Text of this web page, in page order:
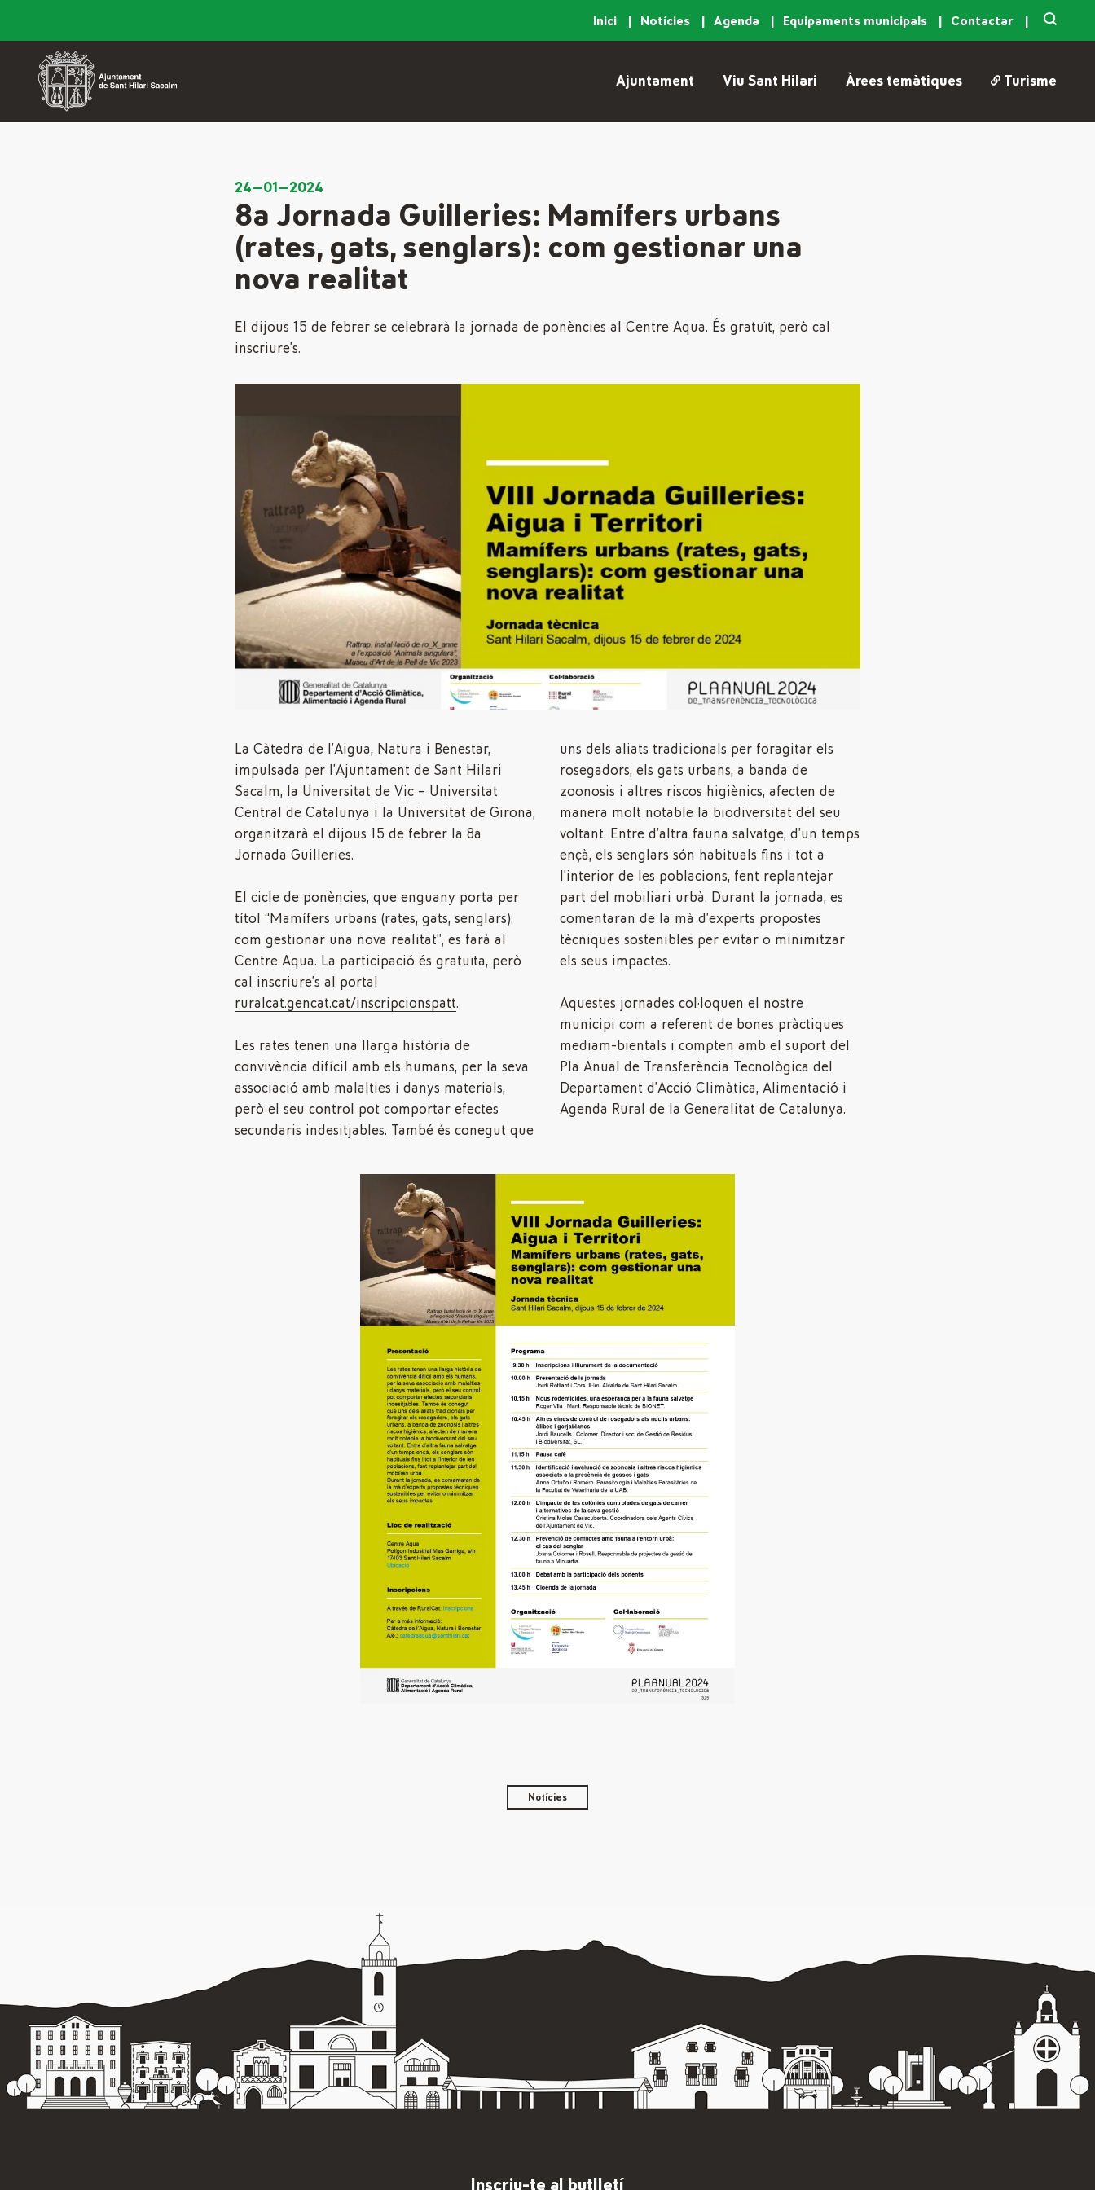
Inici Notícies Agenda Equipaments municipals Contactar
Ajuntament Viu Sant Hilari Àrees temàtiques Turisme
24—01—2024
8a Jornada Guilleries: Mamífers urbans
(rates, gats, senglars): com gestionar una
nova realitat
El dijous 15 de febrer se celebrarà la jornada de ponències al Centre Aqua. És gratuït, però cal
inscriure’s.
La Càtedra de l’Aigua, Natura i Benestar,
impulsada per l’Ajuntament de Sant Hilari
Sacalm, la Universitat de Vic – Universitat
Central de Catalunya i la Universitat de Girona,
organitzarà el dijous 15 de febrer la 8a
Jornada Guilleries.
El cicle de ponències, que enguany porta per
títol “Mamífers urbans (rates, gats, senglars):
com gestionar una nova realitat”, es farà al
Centre Aqua. La participació és gratuïta, però
cal inscriure’s al portal
ruralcat.gencat.cat/inscripcionspatt.
Les rates tenen una llarga història de
convivència difícil amb els humans, per la seva
associació amb malalties i danys materials,
però el seu control pot comportar efectes
secundaris indesitjables. També és conegut que
uns dels aliats tradicionals per foragitar els
rosegadors, els gats urbans, a banda de
zoonosis i altres riscos higiènics, afecten de
manera molt notable la biodiversitat del seu
voltant. Entre d’altra fauna salvatge, d’un temps
ençà, els senglars són habituals fins i tot a
l’interior de les poblacions, fent replantejar
part del mobiliari urbà. Durant la jornada, es
comentaran de la mà d’experts propostes
tècniques sostenibles per evitar o minimitzar
els seus impactes.
Aquestes jornades col·loquen el nostre
municipi com a referent de bones pràctiques
mediam-bientals i compten amb el suport del
Pla Anual de Transferència Tecnològica del
Departament d’Acció Climàtica, Alimentació i
Agenda Rural de la Generalitat de Catalunya.
Notícies
Inscriu-te al butlletí